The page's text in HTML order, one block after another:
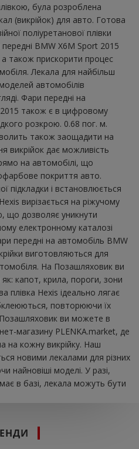
була розроблена
(викрійок) для авто. Готова
поліуретанової плівки
BMW X6M Sport 2015
також прискорити процес
Лекала для найбільш
автомобілів
Фари передні на
також є в цифровому
розкрою. 0.68 пог. м.
також заощадити на
викрійок дає можливість
на автомобілі, що
покриття авто.
підкладки і встановлюється
вирізається на ріжучому
що дозволяє уникнути
електронному каталозі
передні на автомобіль BMW
виготовляються для
На Позашляховик ви
капот, крила, пороги, зони
плівка Hexis ідеально лягає
повторюючи їх
Позашляховик ви можете в
магазину PLENKA.market, де
на кожну викрійку. Наш
новими лекалами для різних
найновіші моделі. У разі,
в базі, лекала можуть бути